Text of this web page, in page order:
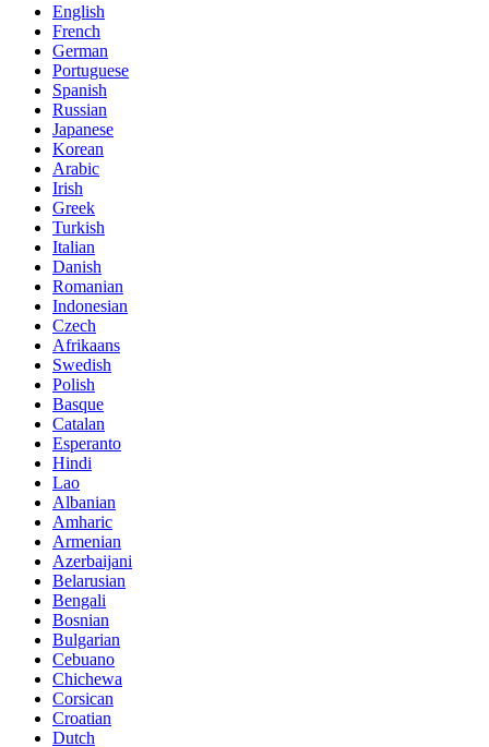
English
French
German
Portuguese
Spanish
Russian
Japanese
Korean
Arabic
Irish
Greek
Turkish
Italian
Danish
Romanian
Indonesian
Czech
Afrikaans
Swedish
Polish
Basque
Catalan
Esperanto
Hindi
Lao
Albanian
Amharic
Armenian
Azerbaijani
Belarusian
Bengali
Bosnian
Bulgarian
Cebuano
Chichewa
Corsican
Croatian
Dutch